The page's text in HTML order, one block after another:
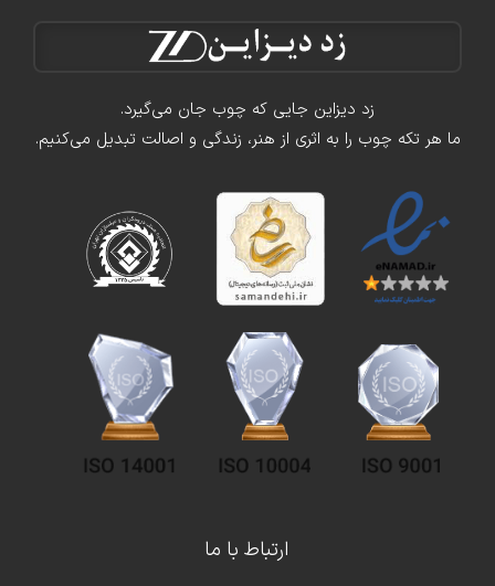
زد دیزاین جایی که چوب جان می‌گیرد.
ما هر تکه چوب را به اثری از هنر، زندگی و اصالت تبدیل می‌کنیم.
ارتباط با ما